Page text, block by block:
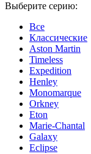
Выберите серию:
Все
Классические
Aston Martin
Timeless
Expedition
Henley
Monomarque
Orkney
Eton
Marie-Chantal
Galaxy
Eclipse